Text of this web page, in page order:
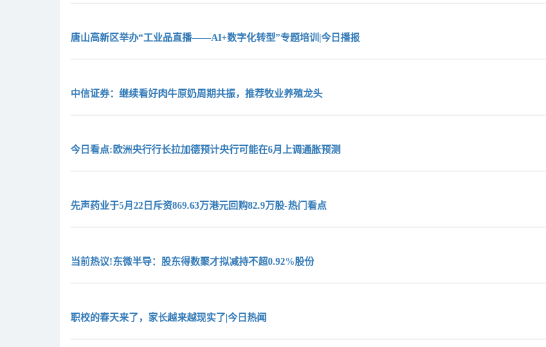
唐山高新区举办“工业品直播——AI+数字化转型”专题培训|今日播报
中信证券：继续看好肉牛原奶周期共振，推荐牧业养殖龙头
今日看点:欧洲央行行长拉加德预计央行可能在6月上调通胀预测
先声药业于5月22日斥资869.63万港元回购82.9万股-热门看点
当前热议!东微半导：股东得数聚才拟减持不超0.92%股份
职校的春天来了，家长越来越现实了|今日热闻